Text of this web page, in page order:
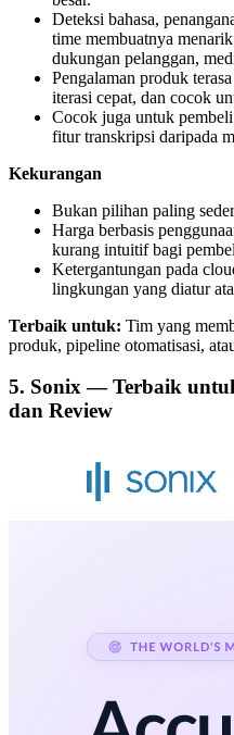
Deteksi bahasa,
time membuatnya
dukungan pelanggan,
Pengalaman produk
iterasi cepat, dan cocok
Cocok juga untuk
fitur transkripsi daripada
Kekurangan
Bukan pilihan paling
Harga berbasis
kurang intuitif bagi
Ketergantungan pada
lingkungan yang diatur
Terbaik untuk: Tim yang
produk, pipeline otomatisasi,
5. Sonix — Terbaik
dan Review